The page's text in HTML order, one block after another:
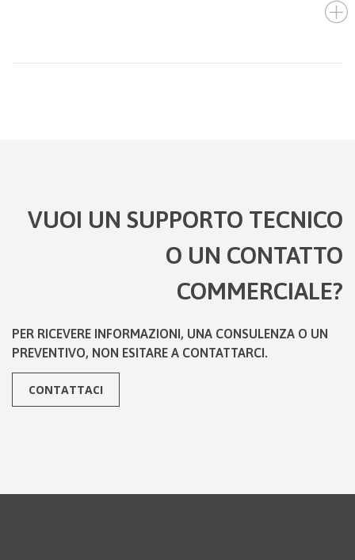
VUOI UN SUPPORTO TECNICO
O UN CONTATTO
COMMERCIALE?
PER RICEVERE INFORMAZIONI, UNA CONSULENZA O UN
PREVENTIVO, NON ESITARE A CONTATTARCI.
CONTATTACI